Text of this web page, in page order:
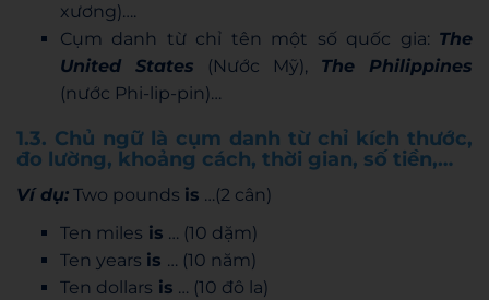
xương)….
Cụm danh từ chỉ tên một số quốc gia: The
United States (Nước Mỹ), The Philippines
(nước Phi-lip-pin)…
1.3. Chủ ngữ là cụm danh từ chỉ kích thước,
đo lường, khoảng cách, thời gian, số tiền,…
Ví dụ: Two pounds is …(2 cân)
Ten miles is … (10 dặm)
Ten years is … (10 năm)
Ten dollars is … (10 đô la)